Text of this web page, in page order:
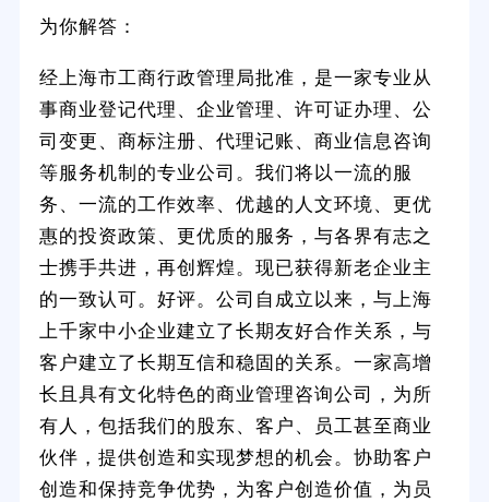
为你解答：
经上海市工商行政管理局批准，是一家专业从
事商业登记代理、企业管理、许可证办理、公
司变更、商标注册、代理记账、商业信息咨询
等服务机制的专业公司。我们将以一流的服
务、一流的工作效率、优越的人文环境、更优
惠的投资政策、更优质的服务，与各界有志之
士携手共进，再创辉煌。现已获得新老企业主
的一致认可。好评。公司自成立以来，与上海
上千家中小企业建立了长期友好合作关系，与
客户建立了长期互信和稳固的关系。一家高增
长且具有文化特色的商业管理咨询公司，为所
有人，包括我们的股东、客户、员工甚至商业
伙伴，提供创造和实现梦想的机会。协助客户
创造和保持竞争优势，为客户创造价值，为员